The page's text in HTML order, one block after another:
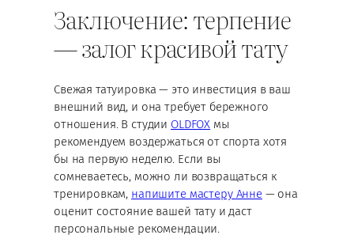
Заключение: терпение
— залог красивой тату
Свежая татуировка — это инвестиция в ваш
внешний вид, и она требует бережного
отношения. В студии OLDFOX мы
рекомендуем воздержаться от спорта хотя
бы на первую неделю. Если вы
сомневаетесь, можно ли возвращаться к
тренировкам, напишите мастеру Анне— она
оценит состояние вашей тату и даст
персональные рекомендации.